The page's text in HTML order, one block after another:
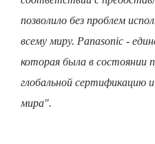
позволило без проблем
всему миру. Panasonic -
которая была в состоянии
глобальной сертификацию
мира".